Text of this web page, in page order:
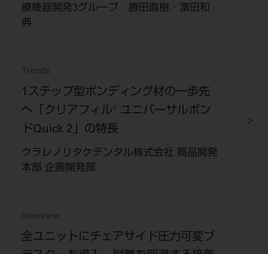
療機器開発3グループ 勝田直樹／濵田和
典
Trends
1ステップ型ボンディング材の一歩先
へ「クリアフィル® ユニバーサルボン
ドQuick 2」の特長
クラレノリタケデンタル株式会社 商品開発
本部 企画開発部
Interview
全ユニットにチェアサイド圧力可変ブ